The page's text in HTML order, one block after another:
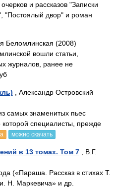
и рассказов "Записки
"Постоялый двор" и роман
Беломлинская (2008)
вошли статьи,
журналов, ранее не
, Александр Островский
самых знаменитых пьес
которой специалисты, прежде
можно скачать
в 13 томах. Том 7 , В.Г.
(«Параша. Рассказ в стихах Т.
Н. Маркевича» и др.